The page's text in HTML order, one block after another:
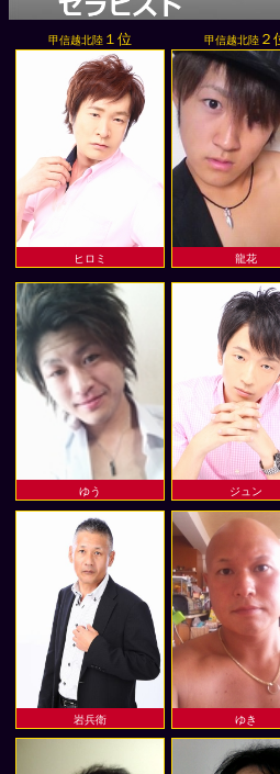
甲信越北陸１位 甲信越北陸２
ヒロミ 龍花
ゆう ジュン
岩兵衛 ゆき